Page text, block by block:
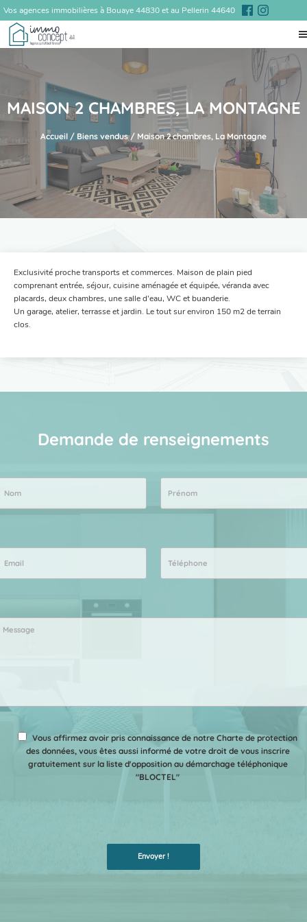
Vos agences immobilières à Bouaye 44830 et au Pellerin 44640
MAISON 2 CHAMBRES, LA MONTAGNE
Accueil / Biens vendus/ Maison 2 chambres, La Montagne
Exclusivité proche transports et commerces. Maison de plain pied
comprenant entrée, séjour, cuisine aménagée et équipée, véranda avec
placards, deux chambres, une salle d’eau, WC et buanderie.
Un garage, atelier, terrasse et jardin. Le tout sur environ 150 m2 de terrain
clos.
Demande de renseignements
Vous affirmez avoir pris connaissance de notre Charte de protection
des données, vous êtes aussi informé de votre droit de vous inscrire
gratuitement sur la liste d'opposition au démarchage téléphonique
"BLOCTEL"